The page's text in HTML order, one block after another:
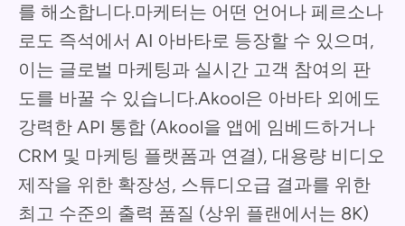
를 해소합니다.마케터는 어떤 언어나 페르소나
로도 즉석에서 AI 아바타로 등장할 수 있으며,
이는 글로벌 마케팅과 실시간 고객 참여의 판
도를 바꿀 수 있습니다.Akool은 아바타 외에도
강력한 API 통합 (Akool을 앱에 임베드하거나
CRM 및 마케팅 플랫폼과 연결), 대용량 비디오
제작을 위한 확장성, 스튜디오급 결과를 위한
최고 수준의 출력 품질 (상위 플랜에서는 8K)